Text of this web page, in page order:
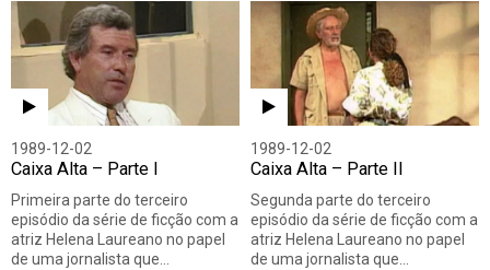
1989-12-02
Caixa Alta – Parte I
Primeira parte do terceiro
episódio da série de ficção com a
atriz Helena Laureano no papel
de uma jornalista que…
1989-12-02
Caixa Alta – Parte II
Segunda parte do terceiro
episódio da série de ficção com a
atriz Helena Laureano no papel
de uma jornalista que…